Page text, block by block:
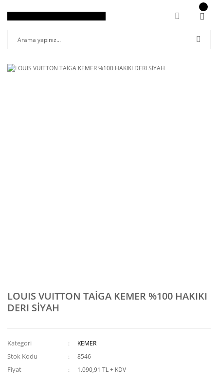
LOUIS VUITTON TAİGA KEMER %100 HAKIKI
DERI SİYAH
Kategori KEMER
Stok Kodu 8546
Fiyat 1.090,91 TL + KDV